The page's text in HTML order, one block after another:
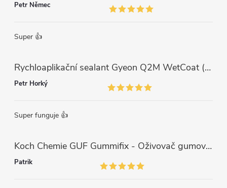
Petr Němec
Super 👍
Rychloaplikační sealant Gyeon Q2M WetCoat (1 L)
Petr Horký
Super funguje 👍
Koch Chemie GUF Gummifix - Oživovač gumových koberců (1000ml)
Patrik